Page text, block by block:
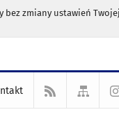
bez zmiany ustawień